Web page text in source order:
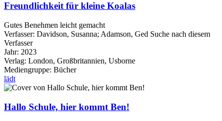
Freundlichkeit für kleine Koalas
Gutes Benehmen leicht gemacht
Verfasser: Davidson, Susanna; Adamson, Ged Suche nach diesem
Verfasser
Jahr: 2023
Verlag: London, Großbritannien, Usborne
Mediengruppe: Bücher
lädt
Hallo Schule, hier kommt Ben!